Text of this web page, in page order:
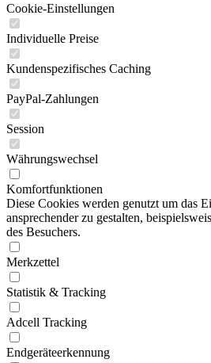
Cookie-Einstellungen
Individuelle Preise
Kundenspezifisches Caching
PayPal-Zahlungen
Session
Währungswechsel
Komfortfunktionen
Diese Cookies werden genutzt um das
ansprechender zu gestalten,
des Besuchers.
Merkzettel
Statistik & Tracking
Adcell Tracking
Endgeräteerkennung